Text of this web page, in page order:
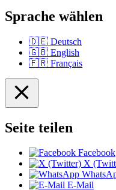
Sprache wählen
🇩🇪 Deutsch
🇬🇧 English
🇫🇷 Français
Seite teilen
Facebook
X
E-Mail